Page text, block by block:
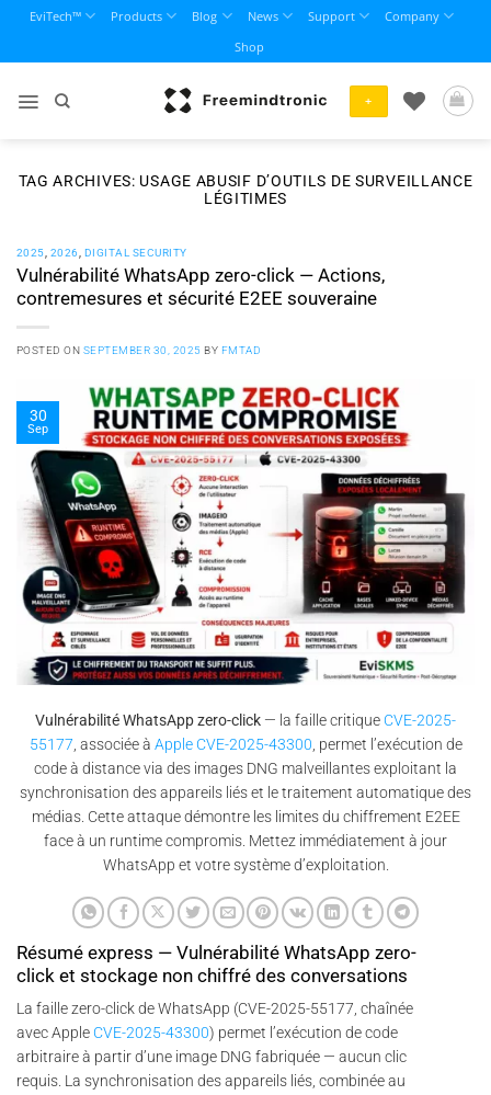
content
EviTech™ Products Blog News Support
Company
Shop
+
TAG ARCHIVES: USAGE ABUSIF D’OUTILS DE SURVEILLANCE
LÉGITIMES
2025 2026 DIGITAL SECURITY
Vulnérabilité WhatsApp zero-click — Actions,
contremesures et sécurité E2EE souveraine
POSTED ON SEPTEMBER 30, 2025 BY FMTAD
30
Sep
Vulnérabilité WhatsApp zero-click — la faille critique CVE-2025-
55177 , associée à Apple CVE-2025-43300 , permet l’exécution de
code à distance via des images DNG malveillantes exploitant la
synchronisation des appareils liés et le traitement automatique des
médias. Cette attaque démontre les limites du chiffrement E2EE
face à un runtime compromis. Mettez immédiatement à jour
WhatsApp et votre système d’exploitation.
Résumé express — Vulnérabilité WhatsApp zero-
click et stockage non chiffré des conversations
La faille zero-click de WhatsApp (CVE-2025-55177, chaînée
avec Apple CVE-2025-43300) permet l’exécution de code
arbitraire à partir d’une image DNG fabriquée — aucun clic
requis. La synchronisation des appareils liés, combinée au